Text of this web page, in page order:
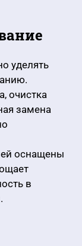
уделять
очистка
замена
оснащены
в